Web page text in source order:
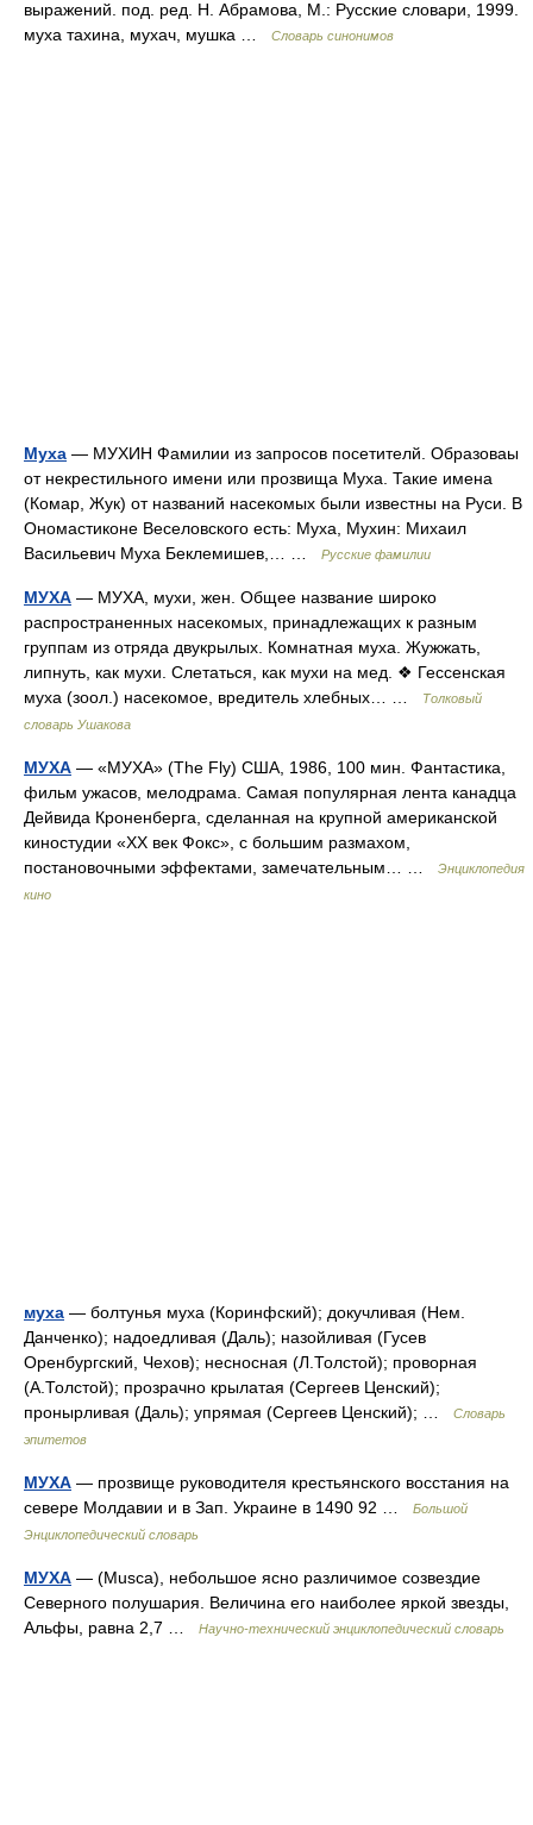
выражений. под. ред. Н. Абрамова, М.: Русские словари, 1999.
муха тахина, мухач, мушка …
Словарь синонимов
Муха — МУХИН Фамилии из запросов посетителй. Образоваы
от некрестильного имени или прозвища Муха. Такие имена
(Комар, Жук) от названий насекомых были известны на Руси. В
Ономастиконе Веселовского есть: Муха, Мухин: Михаил
Васильевич Муха Беклемишев,… …
Русские фамилии
МУХА — МУХА, мухи, жен. Общее название широко
распространенных насекомых, принадлежащих к разным
группам из отряда двукрылых. Комнатная муха. Жужжать,
липнуть, как мухи. Слетаться, как мухи на мед. ❖ Гессенская
муха (зоол.) насекомое, вредитель хлебных… …
Толковый
словарь Ушакова
МУХА — «МУХА» (The Fly) США, 1986, 100 мин. Фантастика,
фильм ужасов, мелодрама. Самая популярная лента канадца
Дейвида Кроненберга, сделанная на крупной американской
киностудии «XX век Фокс», с большим размахом,
постановочными эффектами, замечательным… …
Энциклопедия
кино
муха — болтунья муха (Коринфский); докучливая (Нем.
Данченко); надоедливая (Даль); назойливая (Гусев
Оренбургский, Чехов); несносная (Л.Толстой); проворная
(А.Толстой); прозрачно крылатая (Сергеев Ценский);
пронырливая (Даль); упрямая (Сергеев Ценский); …
Словарь
эпитетов
МУХА — прозвище руководителя крестьянского восстания на
севере Молдавии и в Зап. Украине в 1490 92 …
Большой
Энциклопедический словарь
МУХА — (Musca), небольшое ясно различимое созвездие
Северного полушария. Величина его наиболее яркой звезды,
Альфы, равна 2,7 …
Научно-технический энциклопедический словарь